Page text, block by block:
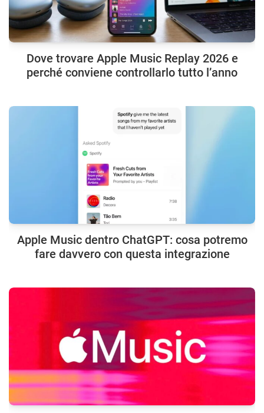
Dove trovare Apple Music Replay 2026 e
perché conviene controllarlo tutto l’anno
Apple Music dentro ChatGPT: cosa potremo
fare davvero con questa integrazione